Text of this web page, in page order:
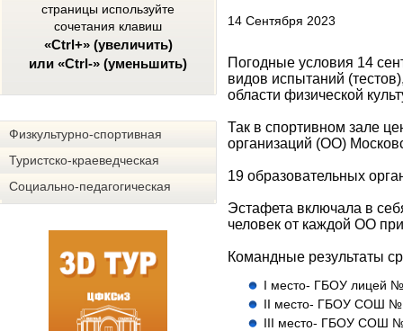
страницы используйте
сочетания клавиш
«Ctrl+» (увеличить)
или «Ctrl-» (уменьшить)
Физкультурно-спортивная
Туристско-краеведческая
Социально-педагогическая
14 Сентября 2023
Погодные условия 14
видов испытаний
области физической
Так в спортивном зале
организаций (ОО)
19 образовательных
Эстафета включала в
человек от каждой ОО
Командные результаты
I место- ГБОУ лицей
II место- ГБОУ СОШ №
III место- ГБОУ СОШ